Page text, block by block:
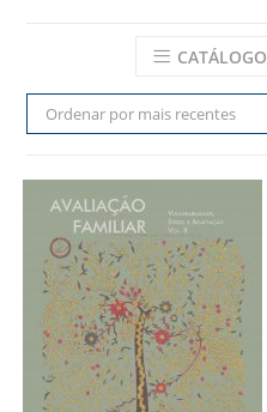
CATÁLOGO
Ordenar por mais recentes